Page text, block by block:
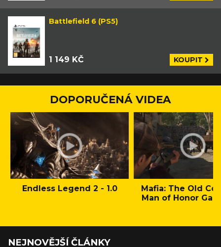
Battlefield 6 (PS5)
1 149 KČ KOUPIT
DOPORUČENÁ VIDEA
Endless Legend 2 - 1.0
Mafia: The Old
Man of Honor
NEJNOVĚJŠÍ ČLÁNKY